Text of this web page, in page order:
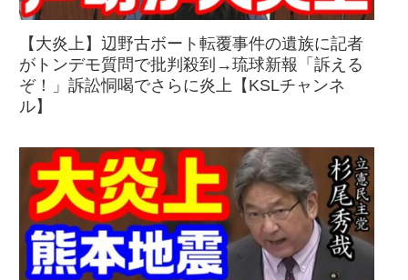
【大炎上】辺野古ボート転覆事件の遺族に記者
がトンデモ質問で批判殺到→琉球新報「訴える
ぞ！」訴訟恫喝でさらに炎上【KSLチャンネ
ル】